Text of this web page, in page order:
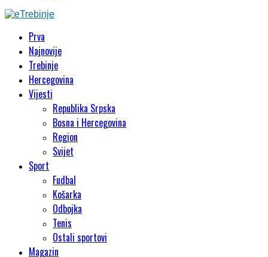
Prva
Najnovije
Trebinje
Hercegovina
Vijesti
Republika Srpska
Bosna i Hercegovina
Region
Svijet
Sport
Fudbal
Košarka
Odbojka
Tenis
Ostali sportovi
Magazin